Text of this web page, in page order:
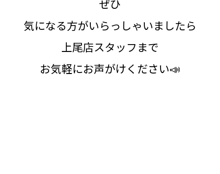
ぜひ
気になる方がいらっしゃいましたら
上尾店スタッフまで
お気軽にお声がけください📣